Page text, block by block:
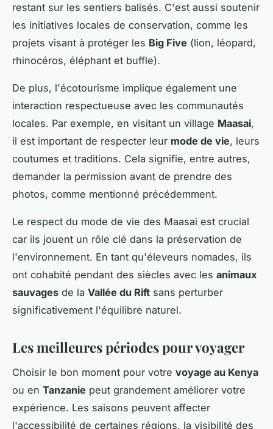
restant sur les sentiers balisés. C'est aussi soutenir
les initiatives locales de conservation, comme les
projets visant à protéger les Big Five (lion, léopard,
rhinocéros, éléphant et buffle).
De plus, l'écotourisme implique également une
interaction respectueuse avec les communautés
locales. Par exemple, en visitant un village Maasai,
il est important de respecter leur mode de vie, leurs
coutumes et traditions. Cela signifie, entre autres,
demander la permission avant de prendre des
photos, comme mentionné précédemment.
Le respect du mode de vie des Maasai est crucial
car ils jouent un rôle clé dans la préservation de
l'environnement. En tant qu'éleveurs nomades, ils
ont cohabité pendant des siècles avec les animaux
sauvages de la Vallée du Rift sans perturber
significativement l'équilibre naturel.
Les meilleures périodes pour voyager
Choisir le bon moment pour votre voyage au Kenya
ou en Tanzanie peut grandement améliorer votre
expérience. Les saisons peuvent affecter
l'accessibilité de certaines régions, la visibilité des